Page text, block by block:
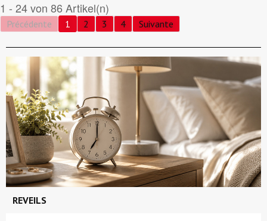
1 - 24 von 86 Artikel(n)
Précédente 1 2 3 4 Suivante
REVEILS